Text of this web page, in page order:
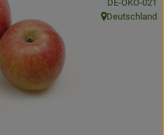
DE-ÖKO-021
, Herkunft:
Deutschland